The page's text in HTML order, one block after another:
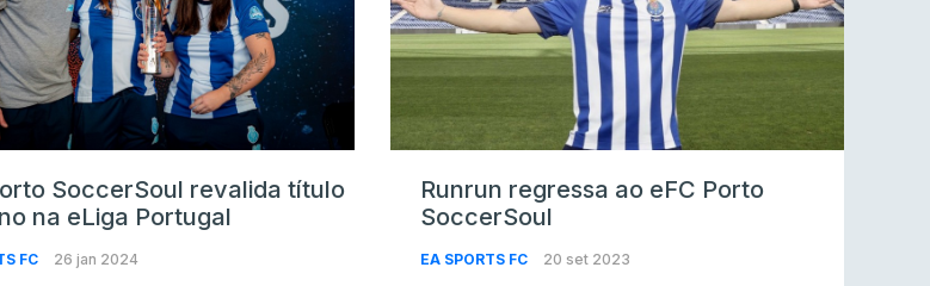
SoccerSoul revalida título
na eLiga Portugal
FC 26 jan 2024
Runrun regressa ao eFC Porto
SoccerSoul
EA SPORTS FC 20 set 2023